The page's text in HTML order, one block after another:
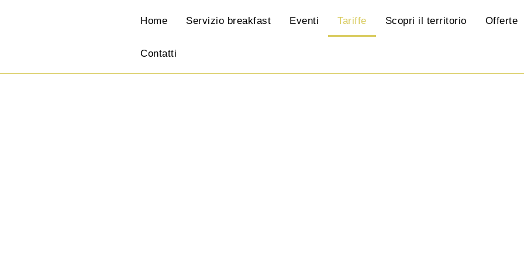
Home Servizio breakfast Eventi Tariffe Scopri il territorio Offerte
Contatti